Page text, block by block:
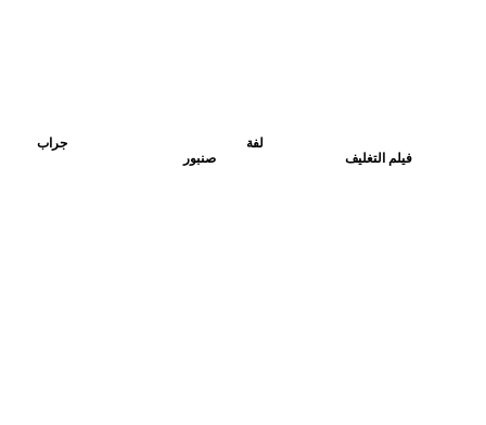
فيلم التغليف